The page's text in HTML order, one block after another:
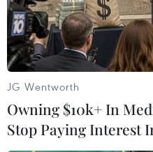
59 năm ASEAN: Đoàn kết là
“lợi thế cạnh tranh” đặc
biệt của Hiệp hội
07/08/2026 12:00
JG Wentworth
Owning $10k+ In
Stop Paying Interest